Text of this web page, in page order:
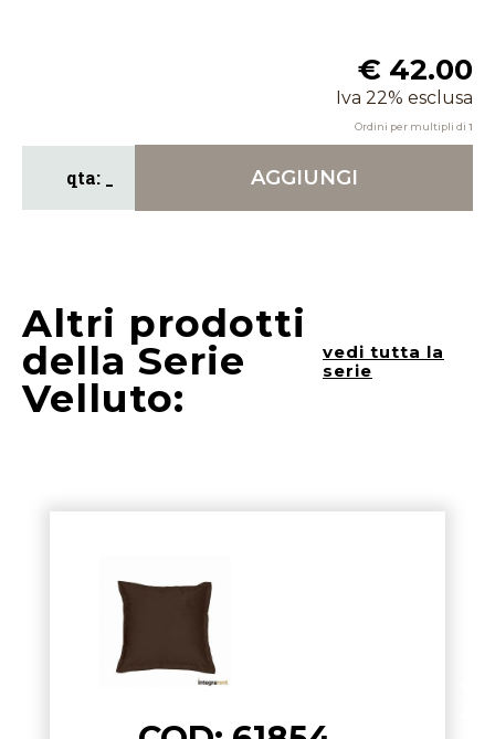
€ 42.00
Iva 22% esclusa
Ordini per multipli di 1
AGGIUNGI
Altri prodotti
della Serie
Velluto:
vedi tutta la
serie